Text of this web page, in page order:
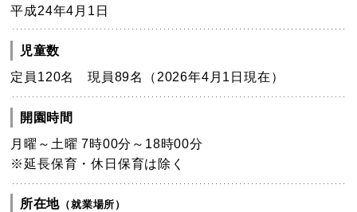
平成24年4月1日
児童数
定員120名 現員89名（2026年4月1日現在）
開園時間
月曜～土曜 7時00分～18時00分
※延長保育・休日保育は除く
所在地 （就業場所）